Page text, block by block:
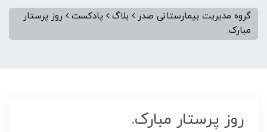
گروه مدیریت بیمارستانی صدر بلاگ پادکست
روز پرستار
مبارک.
روز پرستار مبارک.